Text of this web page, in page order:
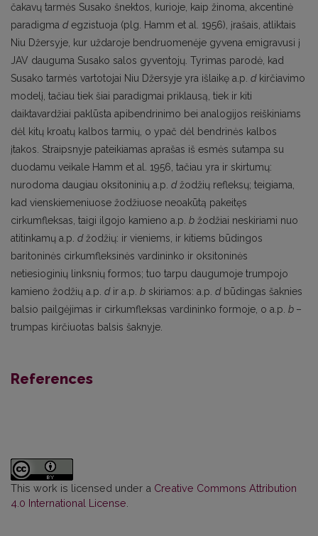
čakavų tarmės Susako šnektos, kurioje, kaip žinoma, akcentinė
paradigma degzistuoja (plg. Hamm et al. 1956), įrašais, atliktais
Niu Džersyje, kur uždaroje bendruomenėje gyvena emigravusi į
JAV dauguma Susako salos gyventojų. Tyrimas parodė, kad
Susako tarmės vartotojai Niu Džersyje yra išlaikę a.p. dkirčiavimo
modelį, tačiau tiek šiai paradigmai priklausą, tiek ir kiti
daiktavardžiai paklūsta apibendrinimo bei analogijos reiškiniams
dėl kitų kroatų kalbos tarmių, o ypač dėl bendrinės kalbos
įtakos. Straipsnyje pateikiamas aprašas iš esmės sutampa su
duodamu veikale Hamm et al. 1956, tačiau yra ir skirtumų:
nurodoma daugiau oksitoninių a.p. džodžių refleksų; teigiama,
kad vienskiemeniuose žodžiuose neoakūtą pakeitęs
cirkumfleksas, taigi ilgojo kamieno a.p. b žodžiai neskiriami nuo
atitinkamų a.p. džodžių: ir vieniems, ir kitiems būdingos
baritoninės cirkumfleksinės vardininko ir oksitoninės
netiesioginių linksnių formos; tuo tarpu daugumoje trumpojo
kamieno žodžių a.p. dir a.p. b skiriamos: a.p. dbūdingas šaknies
balsio pailgėjimas ir cirkumfleksas vardininko formoje, o a.p. b –
trumpas kirčiuotas balsis šaknyje.
References
This work is licensed under a Creative Commons Attribution
4.0 International License.